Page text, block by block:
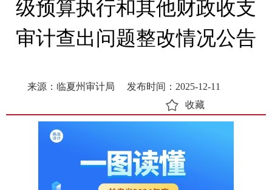
级预算执行和其他财政收支
审计查出问题整改情况公告
来源：临夏州审计局
发布时间：2025-12-11
收藏